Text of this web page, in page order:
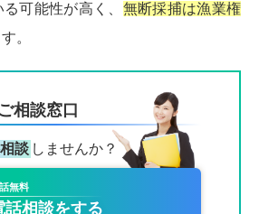
可能性が高く、 無断採捕は漁業権
。
相談窓口
談 しませんか？
無料
話相談をする